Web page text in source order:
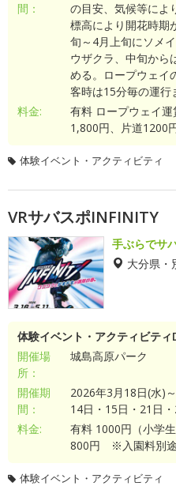
間：
の目安、気候等によ
標高により開花時期
旬～4月上旬にソメ
ウザクラ、中旬から
める。ロープウェ
客時は15分毎の運行
料金:
有料 ロープウェイ
1,800円、片道1200
体験イベント・アクティビティ
VRサバスポINFINITY
手ぶらでサ
大分県・
体験イベント・アクティビティ
開催場
所：
城島高原パーク
開催期
間：
2026年3月18日(水)
14日・15日・21日
料金:
有料 1000円（小学
800円 ※入園料別途
体験イベント・アクティビティ